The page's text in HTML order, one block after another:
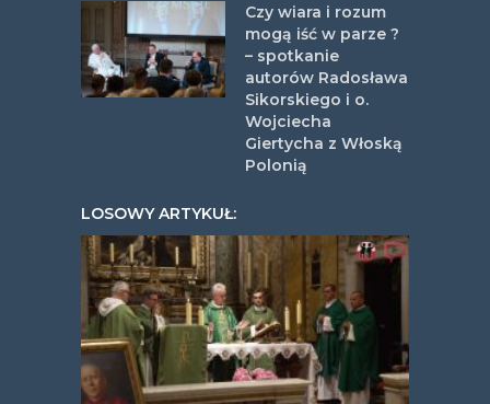
Czy wiara i rozum
mogą iść w parze ?
– spotkanie
autorów Radosława
Sikorskiego i o.
Wojciecha
Giertycha z Włoską
Polonią
LOSOWY ARTYKUŁ: